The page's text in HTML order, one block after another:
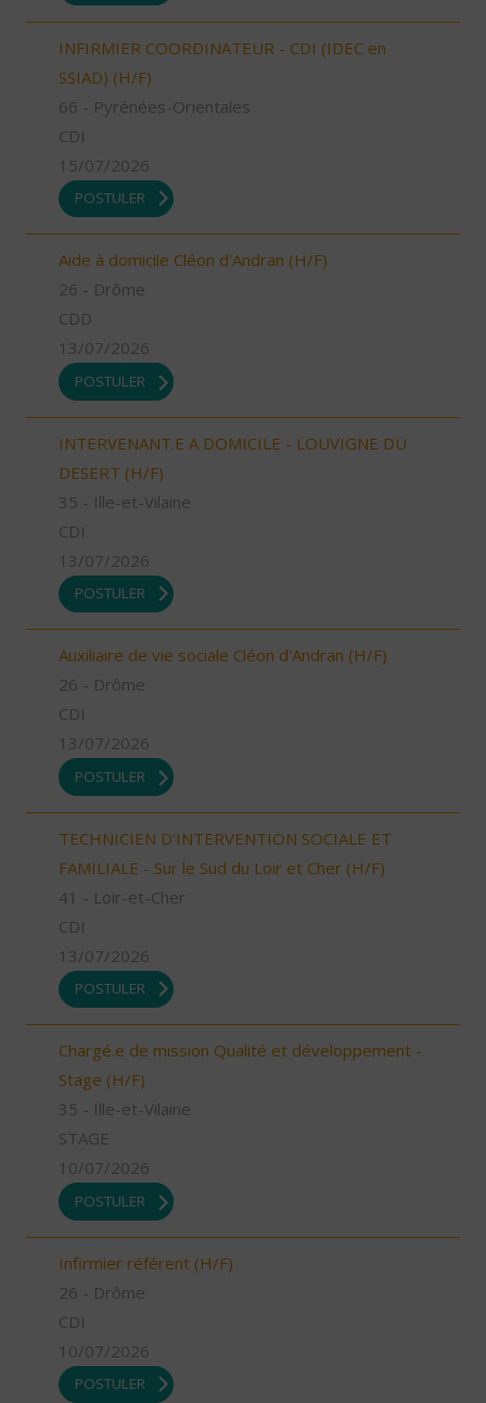
INFIRMIER COORDINATEUR - CDI (IDEC en
SSIAD) (H/F)
66 - Pyrénées-Orientales
CDI
15/07/2026
POSTULER
Aide à domicile Cléon d'Andran (H/F)
26 - Drôme
CDD
13/07/2026
POSTULER
INTERVENANT.E A DOMICILE - LOUVIGNE DU
DESERT (H/F)
35 - Ille-et-Vilaine
CDI
13/07/2026
POSTULER
Auxiliaire de vie sociale Cléon d'Andran (H/F)
26 - Drôme
CDI
13/07/2026
POSTULER
TECHNICIEN D’INTERVENTION SOCIALE ET
FAMILIALE - Sur le Sud du Loir et Cher (H/F)
41 - Loir-et-Cher
CDI
13/07/2026
POSTULER
Chargé.e de mission Qualité et développement -
Stage (H/F)
35 - Ille-et-Vilaine
STAGE
10/07/2026
POSTULER
Infirmier référent (H/F)
26 - Drôme
CDI
10/07/2026
POSTULER